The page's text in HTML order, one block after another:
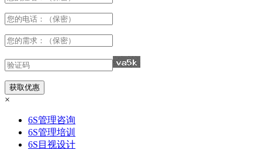
×
6S管理咨询
6S管理培训
6S目视设计